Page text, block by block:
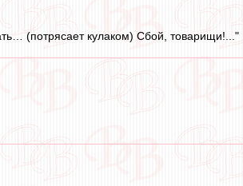
(потрясает кулаком) Сбой, товарищи!..."